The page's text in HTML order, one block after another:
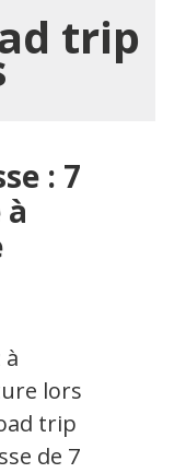
trip
: 7
à
lors
trip
de 7